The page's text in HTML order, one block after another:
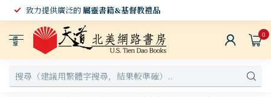
致力提供廣泛的屬靈書籍&基督教禮品
選
單
0